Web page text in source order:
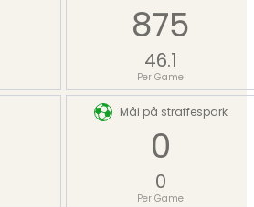
875
46.1
Per Game
Mål på straffespark
0
0
Per Game